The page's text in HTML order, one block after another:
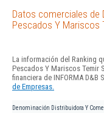
Datos comerciales de
Pescados Y Mariscos
La información del Ranking
Pescados Y Mariscos Temir
financiera de INFORMA D&B
de Empresas.
Denominación Distribuidora Y